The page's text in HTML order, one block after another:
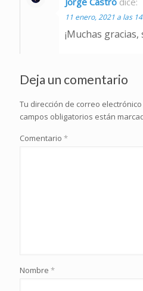
11 enero, 2021 a las
¡Muchas gracias,
Deja un comentario
Tu dirección de correo
campos obligatorios están
Comentario *
Nombre *